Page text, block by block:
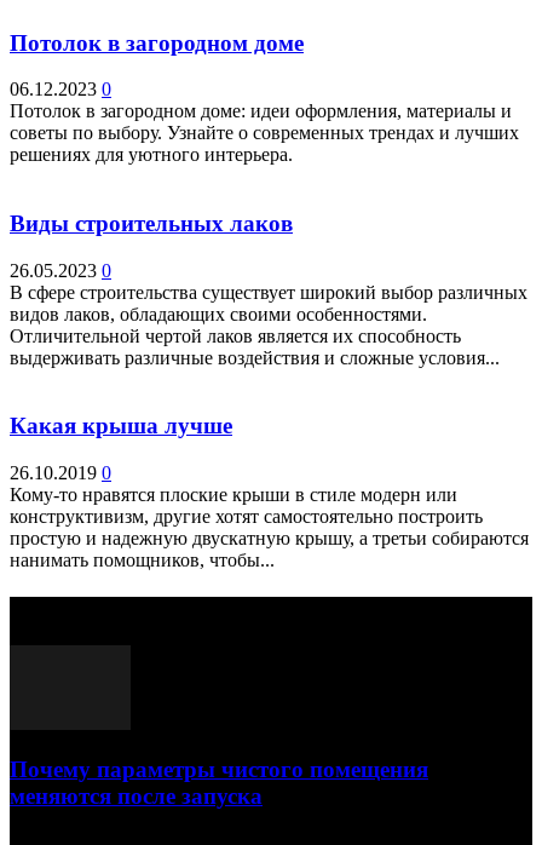
Потолок в загородном доме
06.12.2023 0
Потолок в загородном доме: идеи оформления, материалы и
советы по выбору. Узнайте о современных трендах и лучших
решениях для уютного интерьера.
Виды строительных лаков
26.05.2023 0
В сфере строительства существует широкий выбор различных
видов лаков, обладающих своими особенностями.
Отличительной чертой лаков является их способность
выдерживать различные воздействия и сложные условия...
Какая крыша лучше
26.10.2019 0
Кому-то нравятся плоские крыши в стиле модерн или
конструктивизм, другие хотят самостоятельно построить
простую и надежную двускатную крышу, а третьи собираются
нанимать помощников, чтобы...
Почему параметры чистого помещения
меняются после запуска